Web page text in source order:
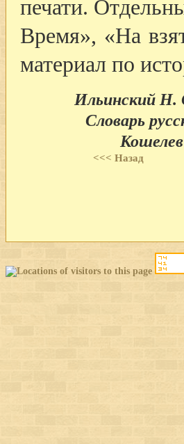
печати.
Время», «На
материал по
Ильинский Н.
Словарь
<<< Назад